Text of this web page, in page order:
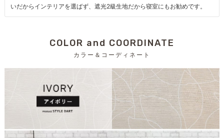
いだからインテリアを選ばず、遮光2級生地だから寝室にもお勧めです。
COLOR and COORDINATE
カラー＆コーディネート